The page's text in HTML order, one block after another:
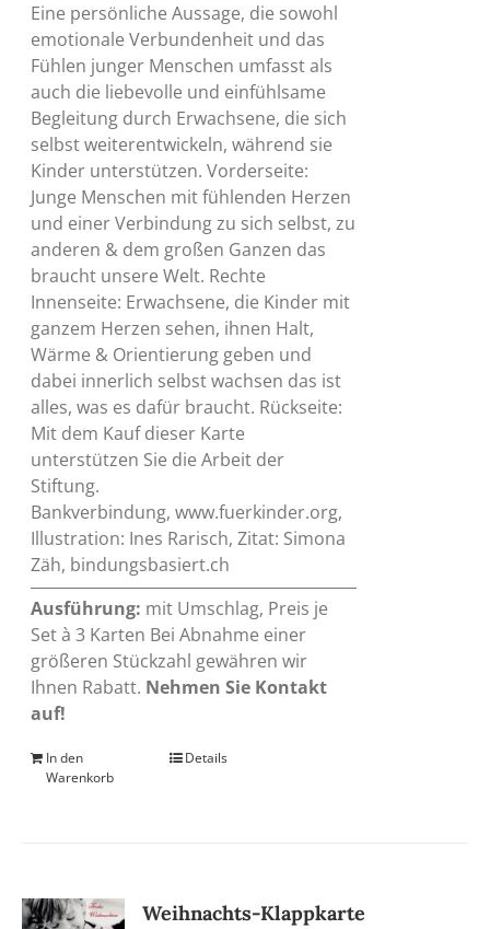
Eine persönliche Aussage, die sowohl
emotionale Verbundenheit und das
Fühlen junger Menschen umfasst als
auch die liebevolle und einfühlsame
Begleitung durch Erwachsene, die sich
selbst weiterentwickeln, während sie
Kinder unterstützen. Vorderseite:
Junge Menschen mit fühlenden Herzen
und einer Verbindung zu sich selbst, zu
anderen & dem großen Ganzen das
braucht unsere Welt. Rechte
Innenseite: Erwachsene, die Kinder mit
ganzem Herzen sehen, ihnen Halt,
Wärme & Orientierung geben und
dabei innerlich selbst wachsen das ist
alles, was es dafür braucht. Rückseite:
Mit dem Kauf dieser Karte
unterstützen Sie die Arbeit der
Stiftung.
Bankverbindung, www.fuerkinder.org,
Illustration: Ines Rarisch, Zitat: Simona
Zäh, bindungsbasiert.ch
Ausführung: mit Umschlag, Preis je
Set à 3 Karten Bei Abnahme einer
größeren Stückzahl gewähren wir
Ihnen Rabatt. Nehmen Sie Kontakt
auf!
In den
Warenkorb
Details
Weihnachts-Klappkarte